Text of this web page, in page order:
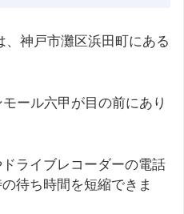
神戸市灘区浜田町にある
ール六甲が目の前にあり
ライブレコーダーの電話
待ち時間を短縮できま